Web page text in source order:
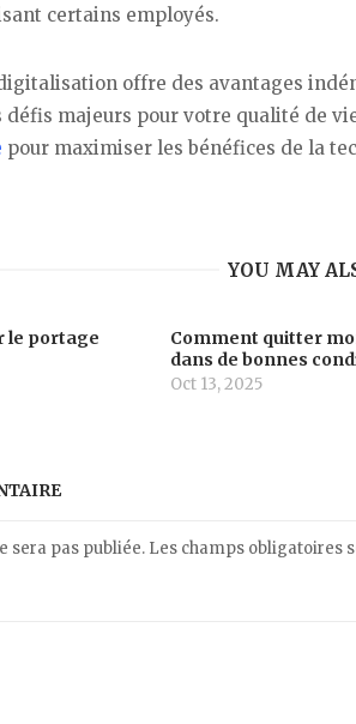
certains employés.
offre des avantages
défis majeurs pour votre qualité de
pour maximiser les bénéfices de la
YOU MAY
le portage
Comment quitter
dans de bonnes
Oct 13, 2025
sera pas publiée. Les champs obligatoires